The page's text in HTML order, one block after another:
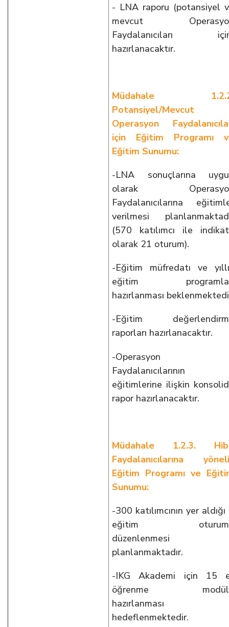
- LNA raporu (potansiyel
mevcut
Faydalanıcıları
hazırlanacaktır.
Müdahale
Potansiyel/Mevcut
Operasyon
için Eğitim Programı
Eğitim Sunumu:
-LNA sonuçlarına
olarak
Faydalanıcılarına
verilmesi
(570 katılımcı ile
olarak 21 oturum).
-Eğitim müfredatı ve
eğitim
hazırlanması
-Eğitim
raporları hazırlanacaktır.
-Operasyon
Faydalanıcılarının
eğitimlerine ilişkin
rapor hazırlanacaktır.
Müdahale 1.2.3.
Faydalanıcılarına
Eğitim Programı ve
Sunumu:
-300 katılımcının yer
eğitim
düzenlenmesi
planlanmaktadır.
-IKG Akademi için 15
öğrenme
hazırlanması
hedeflenmektedir.